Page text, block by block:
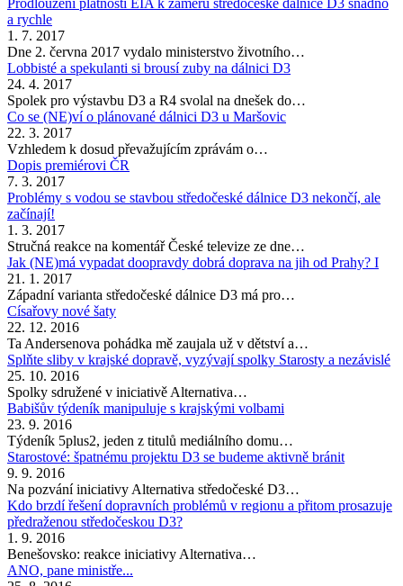
a rychle
1. 7. 2017
Dne 2. června 2017 vydalo ministerstvo životního…
Lobbisté a spekulanti si brousí zuby na dálnici D3
24. 4. 2017
Spolek pro výstavbu D3 a R4 svolal na dnešek do…
Co se (NE)ví o plánované dálnici D3 u Maršovic
22. 3. 2017
Vzhledem k dosud převažujícím zprávám o…
Dopis premiérovi ČR
7. 3. 2017
Problémy s vodou se stavbou středočeské dálnice D3 nekončí, ale
začínají!
1. 3. 2017
Stručná reakce na komentář České televize ze dne…
Jak (NE)má vypadat doopravdy dobrá doprava na jih od Prahy? I
21. 1. 2017
Západní varianta středočeské dálnice D3 má pro…
Císařovy nové šaty
22. 12. 2016
Ta Andersenova pohádka mě zaujala už v dětství a…
Splňte sliby v krajské dopravě, vyzývají spolky Starosty a nezávislé
25. 10. 2016
Spolky sdružené v iniciativě Alternativa…
Babišův týdeník manipuluje s krajskými volbami
23. 9. 2016
Týdeník 5plus2, jeden z titulů mediálního domu…
Starostové: špatnému projektu D3 se budeme aktivně bránit
9. 9. 2016
Na pozvání iniciativy Alternativa středočeské D3…
Kdo brzdí řešení dopravních problémů v regionu a přitom prosazuje
předraženou středočeskou D3?
1. 9. 2016
Benešovsko: reakce iniciativy Alternativa…
ANO, pane ministře...